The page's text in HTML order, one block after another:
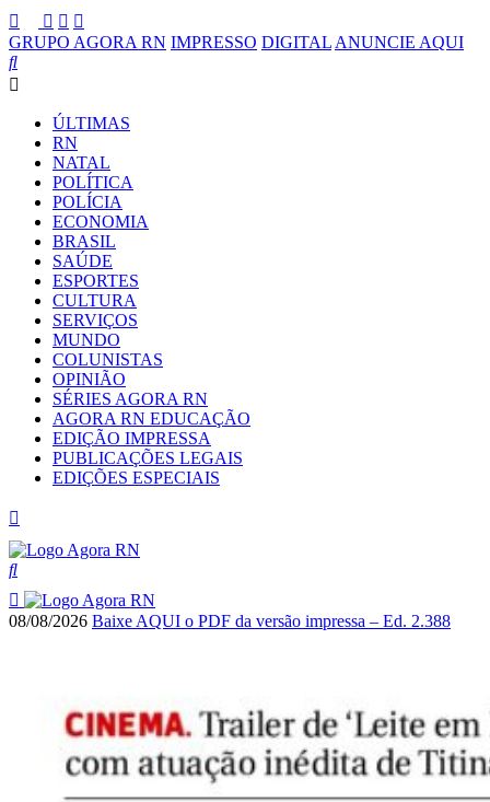
GRUPO AGORA RN IMPRESSO DIGITAL ANUNCIE AQUI
ÚLTIMAS
RN
NATAL
POLÍTICA
POLÍCIA
ECONOMIA
BRASIL
SAÚDE
ESPORTES
CULTURA
SERVIÇOS
MUNDO
COLUNISTAS
OPINIÃO
SÉRIES AGORA RN
AGORA RN EDUCAÇÃO
EDIÇÃO IMPRESSA
PUBLICAÇÕES LEGAIS
EDIÇÕES ESPECIAIS
08/08/2026 Baixe AQUI o PDF da versão impressa – Ed. 2.388